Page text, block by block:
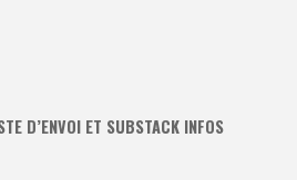
D’ENVOI ET SUBSTACK INFOS